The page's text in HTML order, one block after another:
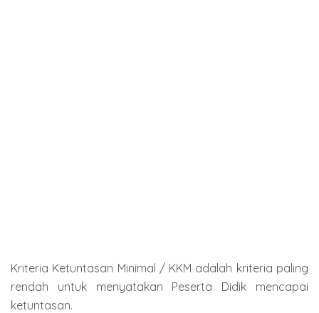
Kriteria Ketuntasan Minimal / KKM adalah kriteria paling
rendah untuk menyatakan Peserta Didik mencapai
ketuntasan.